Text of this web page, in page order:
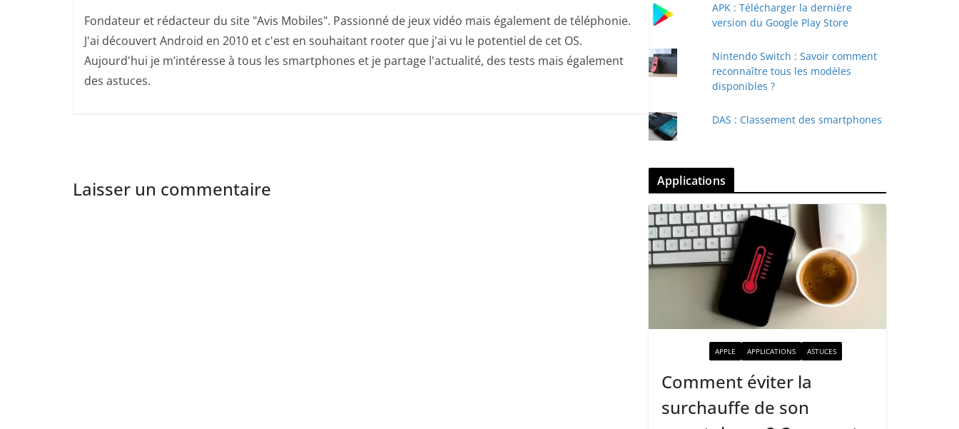
Fondateur et rédacteur du site "Avis Mobiles". Passionné de jeux vidéo mais également de téléphonie.
J'ai découvert Android en 2010 et c'est en souhaitant rooter que j'ai vu le potentiel de cet OS.
Aujourd'hui je m’intéresse à tous les smartphones et je partage l'actualité, des tests mais également
des astuces.
Laisser un commentaire
APK : Télécharger la dernière
version du Google Play Store
Nintendo Switch : Savoir comment
reconnaître tous les modèles
disponibles ?
DAS : Classement des smartphones
Applications
APPLE APPLICATIONS ASTUCES
Comment éviter la
surchauffe de son